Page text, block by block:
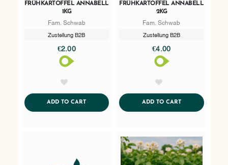
FRÜHKARTOFFEL ANNABELL
1KG
Fam. Schwab
Zustellung B2B
€2.00
ADD TO CARTADDTOCART
FRÜHKARTOFFEL ANNABELL
2KG
Fam. Schwab
Zustellung B2B
€4.00
ADD TO CARTADDTOCART